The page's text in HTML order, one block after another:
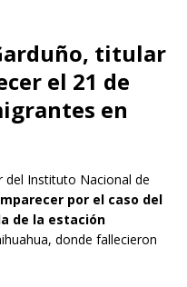
titular
el 21 de
en
del Instituto Nacional de
por el caso del
de la estación
donde fallecieron